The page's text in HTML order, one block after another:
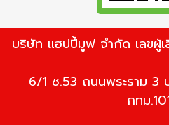
บริษัท แฮปปี้มูฟ จำกัด เลขผู้
6/1 ซ.53 ถนนพระราม 3
กทม